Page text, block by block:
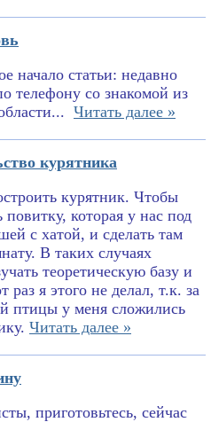
начало статьи: недавно
телефону со знакомой из
Читать далее »
курятника
курятник. Чтобы
повитку, которая у нас под
с хатой, и сделать там
В таких случаях
теоретическую базу и
я этого не делал, т.к. за
птицы у меня сложились
Читать далее »
приготовьтесь, сейчас